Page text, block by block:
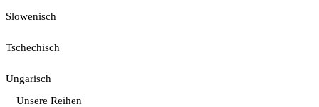
Slowenisch
Tschechisch
Ungarisch
Unsere Reihen